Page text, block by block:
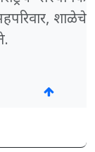
शाळेचे